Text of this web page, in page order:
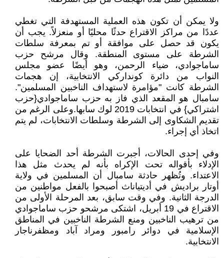
ولا يمكن أن تكون هذه العملية المستهدفة التي تغطي
عددًا من مراكز الاقتراع حدثًا محليًا أو منعزلاً. يجب أن
يكون قد حصل على موافقة أو تم بمعرفة سلطات
الشرطة على مستوى المنطقة. وقال مرشح حزب
ساماجوادي، ضياء الرحمن، وهو أيضًا عضو مجلس
النواب من دائرة كونداركي الانتخابية، إن هجمات
الشرطة كانت "مؤامرة لاستهداف الناخبين المسلمين".
سامبال هو المقعد الذي فاز به حزب ساماجوادي{حزب
اشتراكي} في انتخابات 2019 لوك سابها.وعلى الرغم من
تقديم الشكاوى إلى الشرطة وسلطات الانتخابات، لم يتم
اتخاذ أي إجراء.
وفي إحدى الحالات، أجبرت الشرطة أحد الضحايا على
الإدلاء بأقواله تحت الإكراه بأنه لم يحدث مثل هذا
الاعتداء. وتُظهر حادثة سامبال أن المسلمين في ولاية
أوتار براديش في أديتياناث أصبحوا بالفعل مواطنين من
الدرجة الثانية. وفي وقت سابق، بعد المرحلة الأولى من
الاقتراع في 19 أبريل، اشتكى مرشحو حزب ساماجوادي
من ترهيب الناخبين ومنع الشرطة الناخبين في المناطق
الإسلامية في دوائر رامبور ومراد آباد ومظفرناجار
الانتخابية.